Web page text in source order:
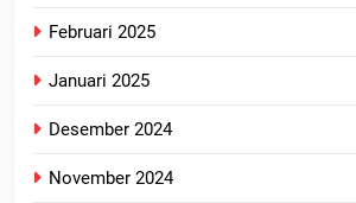
Februari 2025
Januari 2025
Desember 2024
November 2024